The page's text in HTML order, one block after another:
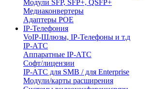
Модули SFP, SFP+, QSFP+
Медиаконвертеры
Адаптеры POE
IP-Телефония
VoIP-Шлюзы, IP-Телефоны и т.д
IP-АТС
Аппаратные IP-АТС
Софт/лицензии
IP-АТС для SMB / для Enterprise
Модули/карты расширения